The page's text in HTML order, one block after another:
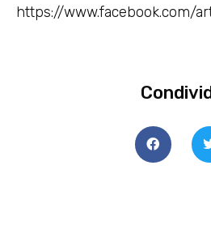
https://www.facebook.com/